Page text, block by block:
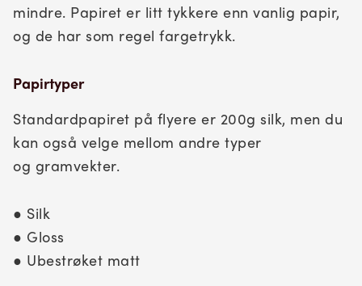
mindre. Papiret er litt tykkere enn vanlig papir,
og de har som regel fargetrykk.
Papirtyper
Standardpapiret på flyere er 200g silk, men du
kan også velge mellom andre typer
og gramvekter.
● Silk
● Gloss
● Ubestrøket matt